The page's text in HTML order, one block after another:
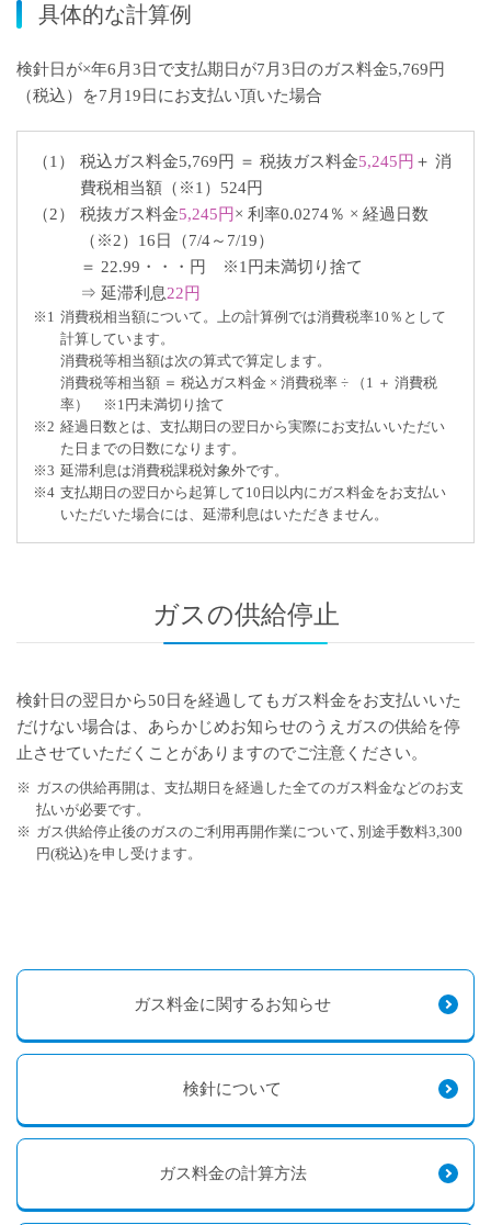
具体的な計算例
検針日が×年6月3日で支払期日が7月3日のガス料金5,769円
（税込）を7月19日にお支払い頂いた場合
（1） 税込ガス料金5,769円 ＝ 税抜ガス料金5,245円 ＋ 消
費税相当額（※1）524円
（2）
税抜ガス料金5,245円× 利率0.0274％ × 経過日数
（※2） 16 日（7/4～7/19）
＝ 22.99・・・円 ※1円未満切り捨て
⇒ 延滞利息22円
※1 消費税相当額について。上の計算例では消費税率10％として
計算しています。
消費税等相当額は次の算式で算定します。
消費税等相当額 ＝ 税込ガス料金 × 消費税率 ÷ （1 ＋ 消費税
率） ※1円未満切り捨て
※2 経過日数とは、支払期日の翌日から実際にお支払いいただい
た日までの日数になります。
※3 延滞利息は消費税課税対象外です。
※4 支払期日の翌日から起算して10日以内にガス料金をお支払い
いただいた場合には、延滞利息はいただきません。
ガスの供給停止
検針日の翌日から50日を経過してもガス料金をお支払いいた
だけない場合は、あらかじめお知らせのうえガスの供給を停
止させていただくことがありますのでご注意ください。
※ ガスの供給再開は、支払期日を経過した全てのガス料金などのお支
払いが必要です。
※ ガス供給停止後のガスのご利用再開作業について､別途手数料3,300
円(税込)を申し受けます。
ガス料金に関するお知らせ
検針について
ガス料金の計算方法